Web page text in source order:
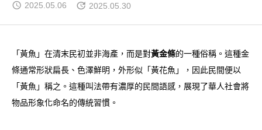
2025.05.06 2025.05.30
「黃魚」在清末民初並非海產，而是對黃金條的一種俗稱。這種金
條通常形狀扁長、色澤鮮明，外形似「黃花魚」，因此民間便以
「黃魚」稱之。這種叫法帶有濃厚的民間語感，展現了華人社會將
物品形象化命名的傳統習慣。